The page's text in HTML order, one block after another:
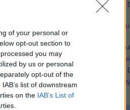
of your personal or
opt-out section to
you may
by us or personal
opt-out of the
list of downstream
on the IAB’s List of
Oneplay zařadí Prima sport.
zápas Sparty proti Lyonu
Prima sport odvysílá i
Ligu mistrů
Operátor Du převzal další
Antik TV potvrdil zařazení
Televisa Networks přešla na
Niké liga opět komplet na
zápasy na TV Dajto